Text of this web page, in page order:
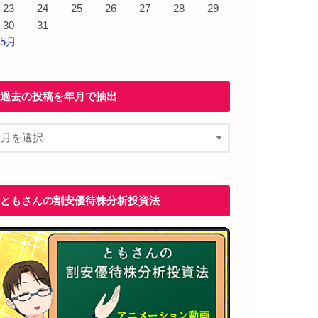
23 24 25 26 27 28
29
30
31
月
過去の投稿を年月で抽出
ともさんの割安優待株分析投資法